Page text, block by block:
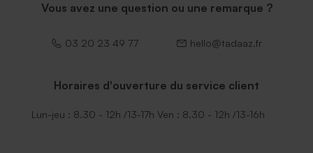
Vous avez une question ou une remarque ?
03 20 23 49 77 hello@tadaaz.fr
Horaires d'ouverture du service client
Lun-jeu : 8.30 - 12h /13-17h Ven : 8.30 - 12h /13-16h